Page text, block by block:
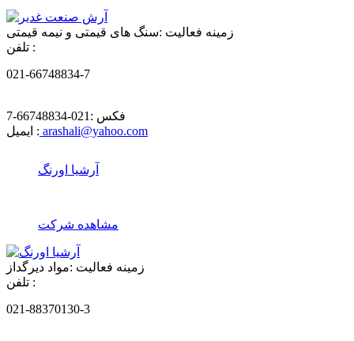
زمینه فعالیت :سنگ های قیمتی و نیمه قیمتی
تلفن :
021-66748834-7
فکس : 021-66748834-7
ایمیل : arashali@yahoo.com
آرشیا اورنگ
مشاهده شرکت
زمینه فعالیت :مواد دیرگداز
تلفن :
021-88370130-3